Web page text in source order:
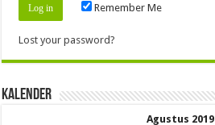
Remember Me
Lost your password?
Kalender
Agustus 2019